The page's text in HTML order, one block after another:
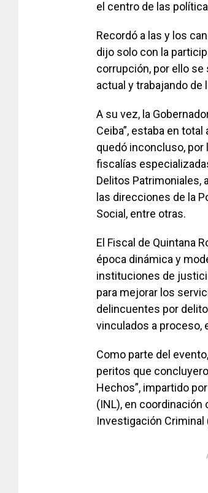
el centro de las
Recordó a las y los
dijo solo con la
corrupción, por ello
actual y trabajando de
A su vez, la
Ceiba”, estaba en
quedó inconcluso, por
fiscalías
Delitos Patrimoniales,
las direcciones de la
Social, entre otras.
El Fiscal de Quintana
época dinámica y
instituciones de
para mejorar los
delincuentes por
vinculados a proceso,
Como parte del
peritos que
Hechos”, impartido
(INL), en coordinación
Investigación Criminal